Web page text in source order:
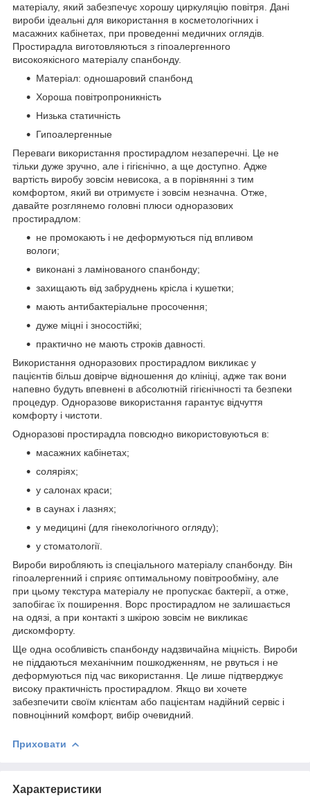
матеріалу, який забезпечує хорошу циркуляцію повітря. Дані
вироби ідеальні для використання в косметологічних і
масажних кабінетах, при проведенні медичних оглядів.
Простирадла виготовляються з гіпоалергенного
високоякісного матеріалу спанбонду.
Матеріал: одношаровий спанбонд
Хороша повітропроникність
Низька статичність
Гипоалергенные
Переваги використання простирадлом незаперечні. Це не
тільки дуже зручно, але і гігієнічно, а ще доступно. Адже
вартість виробу зовсім невисока, а в порівнянні з тим
комфортом, який ви отримуєте і зовсім незначна. Отже,
давайте розглянемо головні плюси одноразових
простирадлом:
не промокають і не деформуються під впливом
вологи;
виконані з ламінованого спанбонду;
захищають від забруднень крісла і кушетки;
мають антибактеріальне просочення;
дуже міцні і зносостійкі;
практично не мають строків давності.
Використання одноразових простирадлом викликає у
пацієнтів більш довірче відношення до клініці, адже так вони
напевно будуть впевнені в абсолютній гігієнічності та безпеки
процедур. Одноразове використання гарантує відчуття
комфорту і чистоти.
Одноразові простирадла повсюдно використовуються в:
масажних кабінетах;
соляріях;
у салонах краси;
в саунах і лазнях;
у медицині (для гінекологічного огляду);
у стоматології.
Вироби виробляють із спеціального матеріалу спанбонду. Він
гіпоалергенний і сприяє оптимальному повітрообміну, але
при цьому текстура матеріалу не пропускає бактерії, а отже,
запобігає їх поширення. Ворс простирадлом не залишається
на одязі, а при контакті з шкірою зовсім не викликає
дискомфорту.
Ще одна особливість спанбонду надзвичайна міцність. Вироби
не піддаються механічним пошкодженням, не рвуться і не
деформуються під час використання. Це лише підтверджує
високу практичність простирадлом. Якщо ви хочете
забезпечити своїм клієнтам або пацієнтам надійний сервіс і
повноцінний комфорт, вибір очевидний.
Приховати
Характеристики